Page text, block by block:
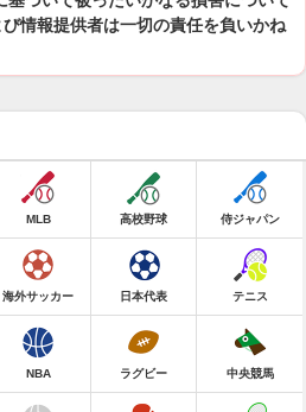
情報提供者は一切の責任を負いかね
MLB 高校野球 侍ジャパン
海外サッカー 日本代表 テニス
NBA ラグビー 中央競馬